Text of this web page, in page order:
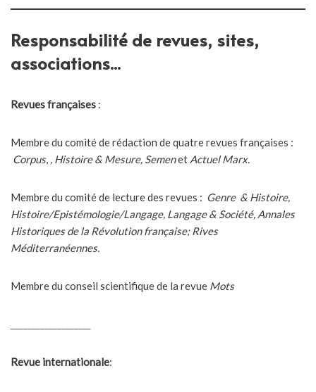
Responsabilité de revues, sites,
associations...
Revues françaises :
Membre du comité de rédaction de quatre revues françaises :
Corpus, , Histoire & Mesure, Semenet Actuel Marx.
Membre du comité de lecture des revues : Genre & Histoire,
Histoire/Epistémologie/Langage, Langage & Société, Annales
Historiques de la Révolution française; Rives
Méditerranéennes.
Membre du conseil scientifique de la revue Mots
Revue internationale: